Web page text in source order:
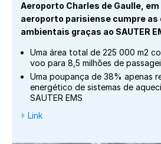
Aeroporto Charles de Gaulle, em
aeroporto parisiense cumpre
ambientais graças ao SAUTER
Uma área total de 225 000 m2
voo para 8,5 milhões de
Uma poupança de 38% apenas
energético de sistemas de
SAUTER EMS
Link